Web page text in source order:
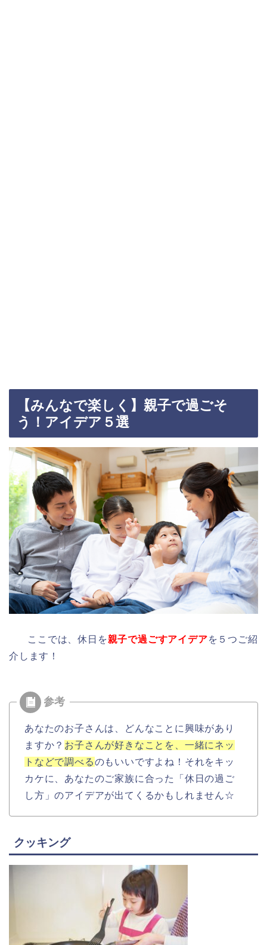
【みんなで楽しく】親子で過ごそ
う！アイデア５選
ここでは、休日を親子で過ごすアイデアを５つご紹
介します！
あなたのお子さんは、どんなことに興味があり
ますか？ お子さんが好きなことを、一緒にネッ
トなどで調べるのもいいですよね！それをキッ
カケに、あなたのご家族に合った「休日の過ご
し方」のアイデアが出てくるかもしれません☆
クッキング